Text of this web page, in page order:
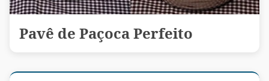
Pavê de Paçoca Perfeito